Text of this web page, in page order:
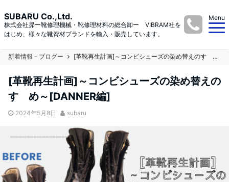
SUBARU Co.,Ltd.
株式会社昴ー靴修理機械・靴修理材料の総合卸ー VIBRAM社を
はじめ、様々な靴資材ブランドを輸入・販売しています。
Menu
新着情報－ブログー [革靴再生計画]～コンビシューズの染め替えのすゝめ～[DANNER編]
[革靴再生計画]～コンビシューズの染め替えの
すゝめ～[DANNER編]
2024年5月8日 subaru